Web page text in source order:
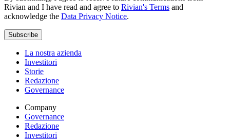
Rivian and I have read and agree to Rivian's Terms and
acknowledge the Data Privacy Notice.
Subscribe
La nostra azienda
Investitori
Storie
Redazione
Governance
Company
Governance
Redazione
Investitori